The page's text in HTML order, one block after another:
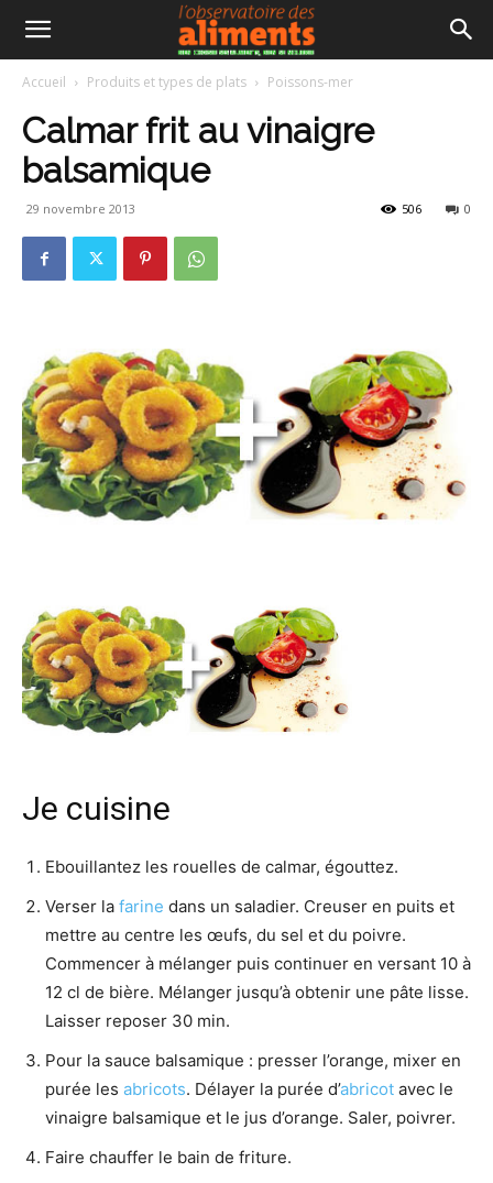
Accueil Produits et types de plats Poissons-mer
Calmar frit au vinaigre
balsamique
29 novembre 2013 0
506
Je cuisine
Ebouillantez les rouelles de calmar, égouttez.
Verser la farine dans un saladier. Creuser en puits et
mettre au centre les œufs, du sel et du poivre.
Commencer à mélanger puis continuer en versant 10 à
12 cl de bière. Mélanger jusqu’à obtenir une pâte lisse.
Laisser reposer 30 min.
Pour la sauce balsamique : presser l’orange, mixer en
purée les abricots. Délayer la purée d’abricot avec le
vinaigre balsamique et le jus d’orange. Saler, poivrer.
Faire chauffer le bain de friture.